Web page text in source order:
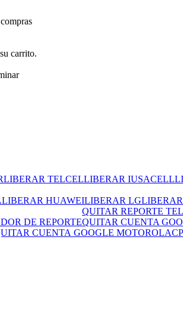
carrito.
LIBERAR TELCELLIBERAR IUSACELL
LIBERAR HUAWEILIBERAR LG
DE REPORTE
QUITAR REPORTE
QUITAR CUENTA
CUENTA GOOGLE MOTOROLA